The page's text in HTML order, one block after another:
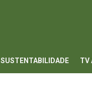
SUSTENTABILIDADE TV